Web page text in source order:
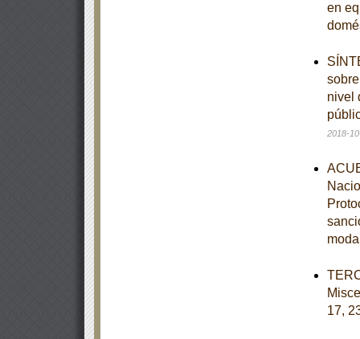
en
nivel
2018-
17,